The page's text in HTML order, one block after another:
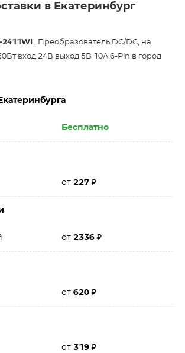
в Екатеринбург
2411WI , Преобразователь DC/DC, на
вход 24В выход 5В 10A 6-Pin в город
Бесплатно
от 227 ₽
от 2336 ₽
от 620 ₽
от 319 ₽